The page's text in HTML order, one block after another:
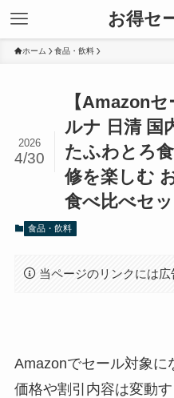
お得セ
ホーム 食品・飲料
【Amazon
ルナ 日清 国
たふわとろ
修を楽しむ
食べ比べセ
2026
4/30
食品・飲料
当ページのリンクには広
Amazonでセール対象に
価格や割引内容は変動す